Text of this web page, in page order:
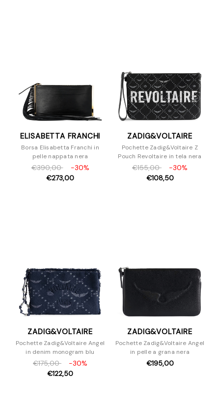
ELISABETTA FRANCHI
Borsa Elisabetta Franchi in
pelle nappata nera
€390,00
-30%
€273,00
ZADIG&VOLTAIRE
Pochette Zadig&Voltaire Z
Pouch Revoltaire in tela nera
€155,00
-30%
€108,50
ZADIG&VOLTAIRE
Pochette Zadig&Voltaire Angel
in denim monogram blu
€175,00
-30%
€122,50
ZADIG&VOLTAIRE
Pochette Zadig&Voltaire Angel
in pelle a grana nera
€195,00